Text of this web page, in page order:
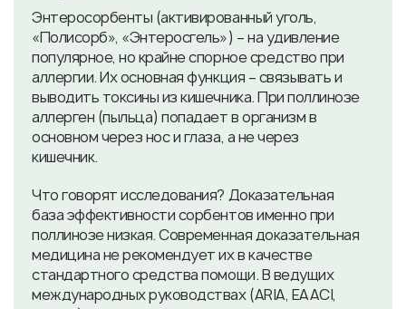
Энтеросорбенты (активированный уголь,
«Полисорб», «Энтеросгель») – на удивление
популярное, но крайне спорное средство при
аллергии. Их основная функция – связывать и
выводить токсины из кишечника. При поллинозе
аллерген (пыльца) попадает в организм в
основном через нос и глаза, а не через
кишечник.
Что говорят исследования? Доказательная
база эффективности сорбентов именно при
поллинозе низкая. Современная доказательная
медицина не рекомендует их в качестве
стандартного средства помощи. В ведущих
международных руководствах (ARIA, EAACI,